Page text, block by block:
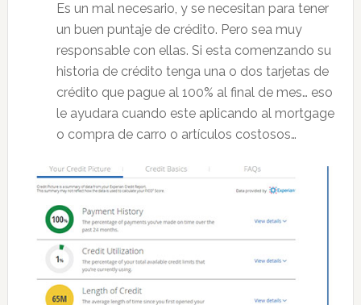
Es un mal necesario, y se necesitan para tener
un buen puntaje de crédito. Pero sea muy
responsable con ellas. Si esta comenzando su
historia de crédito tenga una o dos tarjetas de
crédito que pague al 100% al final de mes… eso
le ayudara cuando este aplicando al mortgage
o compra de carro o artículos costosos…